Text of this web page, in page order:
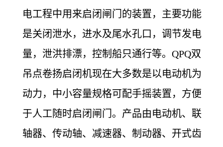
电工程中用来启闭闸门的装置，主要功能
是关闭泄水，进水及尾水孔口，调节发电
量，泄洪排漂，控制船只通行等。QPQ双
吊点卷扬启闭机现在大多数是以电动机为
动力，中小容量规格可配手摇装置，方便
于人工随时启闭闸门。产品由电动机、联
轴器、传动轴、减速器、制动器、开式齿